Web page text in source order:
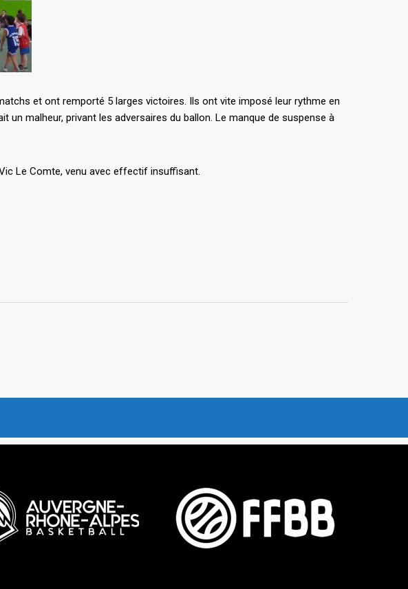
et ont remporté 5 larges victoires. Ils ont vite imposé leur rythme en
un malheur, privant les adversaires du ballon. Le manque de suspense à
Le Comte, venu avec effectif insuffisant.